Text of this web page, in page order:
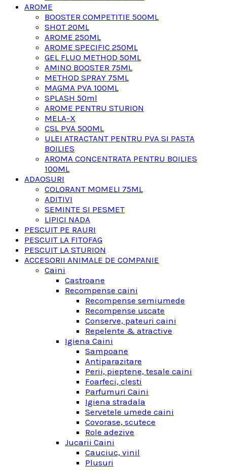
AROME
BOOSTER COMPETITIE 500ML
SHOT 20ML
AROME 250ML
AROME SPECIFIC 250ML
GEL FLUO METHOD 50ML
AMINO BOOSTER 75ML
METHOD SPRAY 75ML
MAGMA PVA 100ML
SPLASH 50ml
AROME PENTRU STURION
MELA-X
CSL PVA 500ML
ULEI ATRACTANT PENTRU PVA SI PASTA
BOILIES
AROMA CONCENTRATA PENTRU BOILIES
100ML
ADAOSURI
COLORANT MOMELI 75ML
ADITIVI
SEMINTE SI PESMET
LIPICI NADA
PESCUIT PE RAURI
PESCUIT LA FITOFAG
PESCUIT LA STURION
ACCESORII ANIMALE DE COMPANIE
Caini
Castroane
Recompense caini
Recompense semiumede
Recompense uscate
Conserve, pateuri caini
Repelente & atractive
Igiena Caini
Sampoane
Antiparazitare
Perii, pieptene, tesale caini
Foarfeci, clesti
Parfumuri Caini
Igiena stradala
Servetele umede caini
Covorase, scutece
Role adezive
Jucarii Caini
Cauciuc, vinil
Plusuri